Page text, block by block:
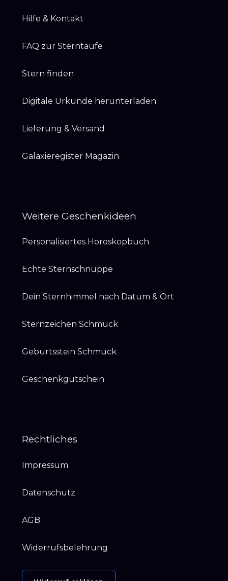
Hilfe & Kontakt
FAQ zur Sterntaufe
Stern finden
Digitale Urkunde herunterladen
Lieferung & Versand
Galaxieregister Magazin
Weitere Geschenkideen
Personalisiertes Horoskopbuch
Echte Sternschnuppe
Dein Sternhimmel nach Datum & Ort
Sternzeichen Schmuck
Geburtsstein Schmuck
Geschenkgutschein
Rechtliches
Impressum
Datenschutz
AGB
Widerrufsbelehrung